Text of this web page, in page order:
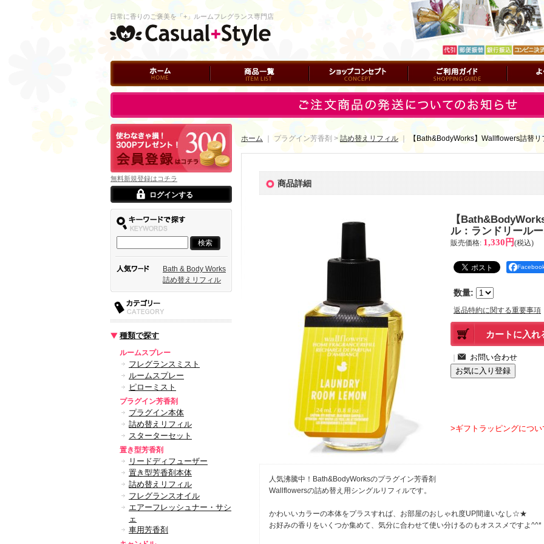
ホーム 商品一覧 ショップコンセプト ご利用ガイド よくある
日常に香りのご褒美を「+」ルームフレグランス専門店
ログイン
無料新規登録はコチラ
ログインする
Bath & Body Works
詰め替えリフィル
種類で探す
ルームスプレー
フレグランスミスト
ルームスプレー
ピローミスト
プラグイン芳香剤
プラグイン本体
詰め替えリフィル
スターターセット
置き型芳香剤
リードディフューザー
置き型芳香剤本体
詰め替えリフィル
フレグランスオイル
エアーフレッシュナー・サシ
ェ
車用芳香剤
ホーム ｜ プラグイン芳香剤 > 詰め替えリフィル 【Bath&BodyWorks】Wallflowers詰替
商品詳細
【
ル：ランドリール
販売価格: 1,330円(税込)
数量:
返品特約に関する重要事項
>ギフトラッピングについ
人気沸騰中！Bath&BodyWorksのプラグイン芳香剤
Wallflowersの詰め替え用シングルリフィルです。
かわいいカラーの本体をプラスすれば、お部屋のおしゃれ度UP間違いなし☆★
お好みの香りをいくつか集めて、気分に合わせて使い分けるのもオススメですよ^^*